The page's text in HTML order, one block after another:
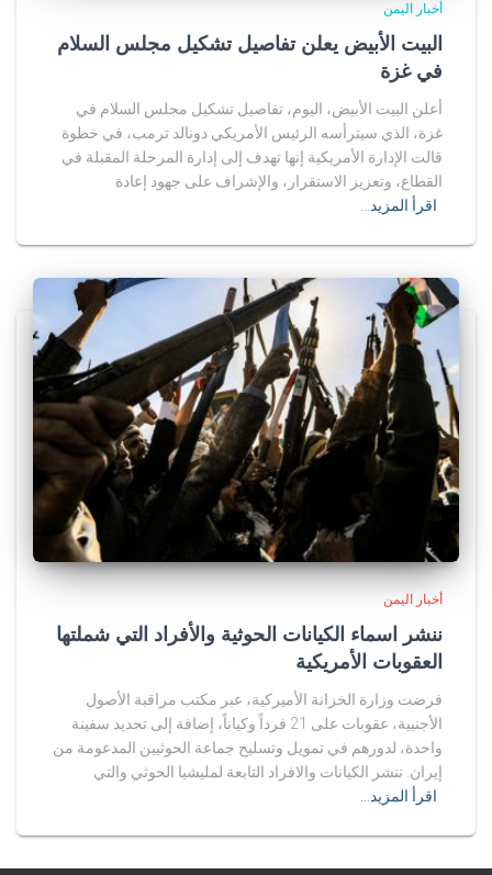
أخبار اليمن
البيت الأبيض يعلن تفاصيل تشكيل مجلس السلام
في غزة
أعلن البيت الأبيض، اليوم، تفاصيل تشكيل مجلس السلام في
غزة، الذي سيترأسه الرئيس الأمريكي دونالد ترمب، في خطوة
قالت الإدارة الأمريكية إنها تهدف إلى إدارة المرحلة المقبلة في
القطاع، وتعزيز الاستقرار، والإشراف على جهود إعادة
اقرأ المزيد…
أخبار اليمن
ننشر اسماء الكيانات الحوثية والأفراد التي شملتها
العقوبات الأمريكية
فرضت وزارة الخزانة الأميركية، عبر مكتب مراقبة الأصول
الأجنبية، عقوبات على 21 فرداً وكياناً، إضافة إلى تحديد سفينة
واحدة، لدورهم في تمويل وتسليح جماعة الحوثيين المدعومة من
إيران. ننشر الكيانات والافراد التابعة لمليشيا الحوثي والتي
اقرأ المزيد…